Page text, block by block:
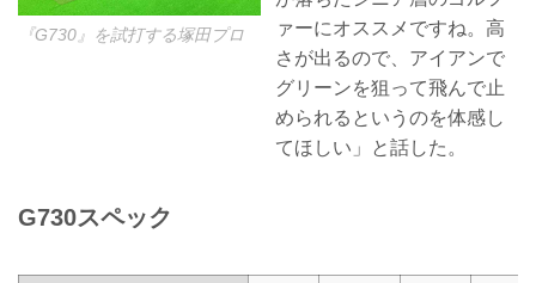
『G730』を試打する塚田プロ
ァーにオススメですね。高
さが出るので、アイアンで
グリーンを狙って飛んで止
められるというのを体感し
てほしい」と話した。
G730スペック